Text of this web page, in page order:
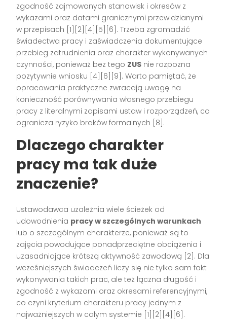
zgodność zajmowanych stanowisk i okresów z
wykazami oraz datami granicznymi przewidzianymi
w przepisach [1][2][4][5][6]. Trzeba zgromadzić
świadectwa pracy i zaświadczenia dokumentujące
przebieg zatrudnienia oraz charakter wykonywanych
czynności, ponieważ bez tego ZUS nie rozpozna
pozytywnie wniosku [4][6][9]. Warto pamiętać, że
opracowania praktyczne zwracają uwagę na
konieczność porównywania własnego przebiegu
pracy z literalnymi zapisami ustaw i rozporządzeń, co
ogranicza ryzyko braków formalnych [8].
Dlaczego charakter
pracy ma tak duże
znaczenie?
Ustawodawca uzależnia wiele ścieżek od
udowodnienia pracy w szczególnych warunkach
lub o szczególnym charakterze, ponieważ są to
zajęcia powodujące ponadprzeciętne obciążenia i
uzasadniające krótszą aktywność zawodową [2]. Dla
wcześniejszych świadczeń liczy się nie tylko sam fakt
wykonywania takich prac, ale też łączna długość i
zgodność z wykazami oraz okresami referencyjnymi,
co czyni kryterium charakteru pracy jednym z
najważniejszych w całym systemie [1][2][4][6].